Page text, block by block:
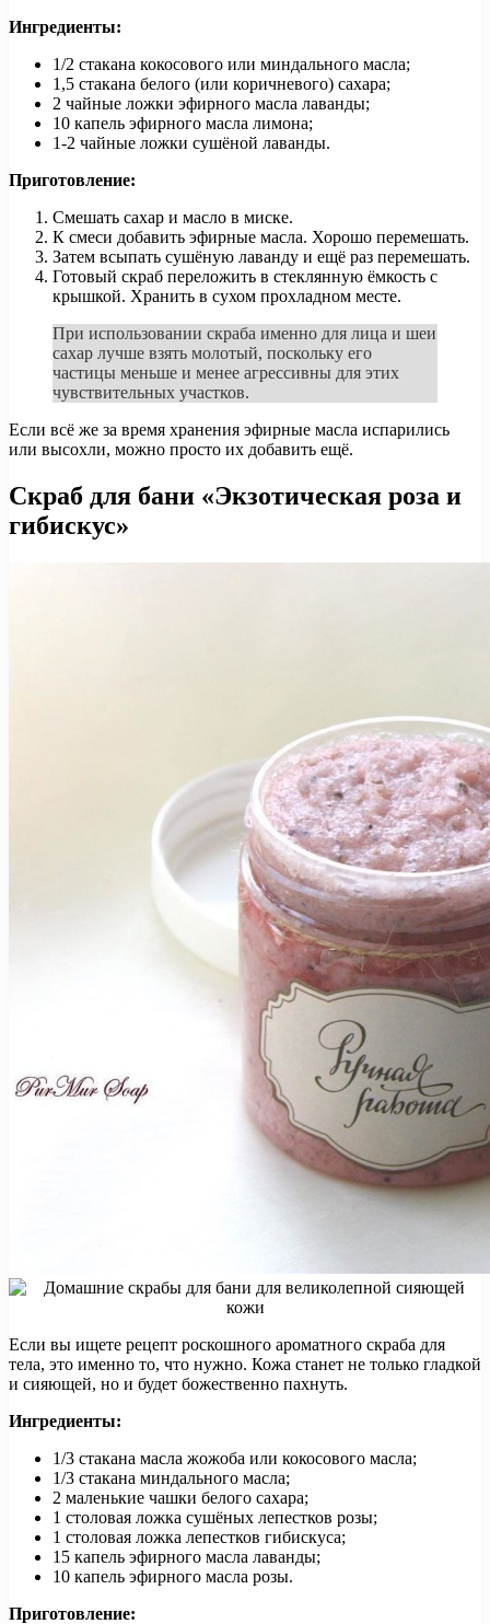
Ингредиенты:
1/2 стакана кокосового или миндального масла;
1,5 стакана белого (или коричневого) сахара;
2 чайные ложки эфирного масла лаванды;
10 капель эфирного масла лимона;
1-2 чайные ложки сушёной лаванды.
Приготовление:
Смешать сахар и масло в миске.
К смеси добавить эфирные масла. Хорошо перемешать.
Затем всыпать сушёную лаванду и ещё раз перемешать.
Готовый скраб переложить в стеклянную ёмкость с
крышкой. Хранить в сухом прохладном месте.
При использовании скраба именно для лица и шеи
сахар лучше взять молотый, поскольку его
частицы меньше и менее агрессивны для этих
чувствительных участков.
Если всё же за время хранения эфирные масла испарились
или высохли, можно просто их добавить ещё.
Скраб для бани «Экзотическая роза и
гибискус»
Если вы ищете рецепт роскошного ароматного скраба для
тела, это именно то, что нужно. Кожа станет не только гладкой
и сияющей, но и будет божественно пахнуть.
Ингредиенты:
1/3 стакана масла жожоба или кокосового масла;
1/3 стакана миндального масла;
2 маленькие чашки белого сахара;
1 столовая ложка сушёных лепестков розы;
1 столовая ложка лепестков гибискуса;
15 капель эфирного масла лаванды;
10 капель эфирного масла розы.
Приготовление: